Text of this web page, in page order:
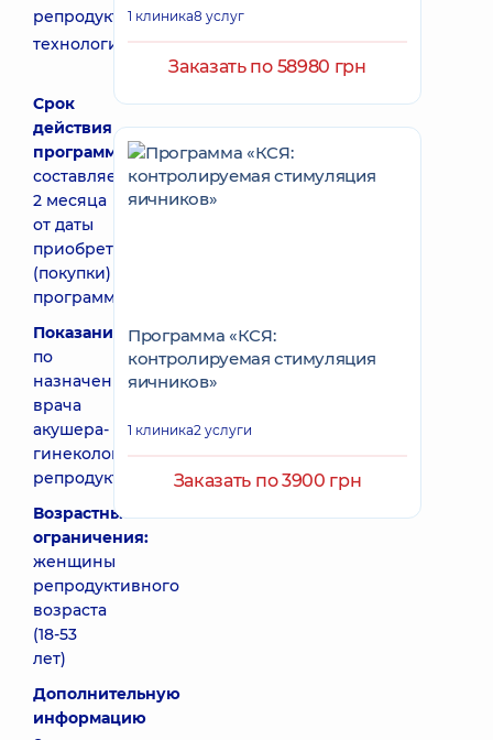
репродуктивных
технологий)
Срок
действия
программы
составляет
2 месяца
от даты
приобретения
(покупки)
программы
Показания:
по
назначению
врача
акушера-
гинеколога
репродуктолога
Возрастные
ограничения:
женщины
репродуктивного
возраста
(18-53
лет)
Дополнительную
информацию
1 клиника8 услуг
Заказать по 58980 грн
Программа «КСЯ:
контролируемая стимуляция
яичников»
1 клиника2 услуги
Заказать по 3900 грн